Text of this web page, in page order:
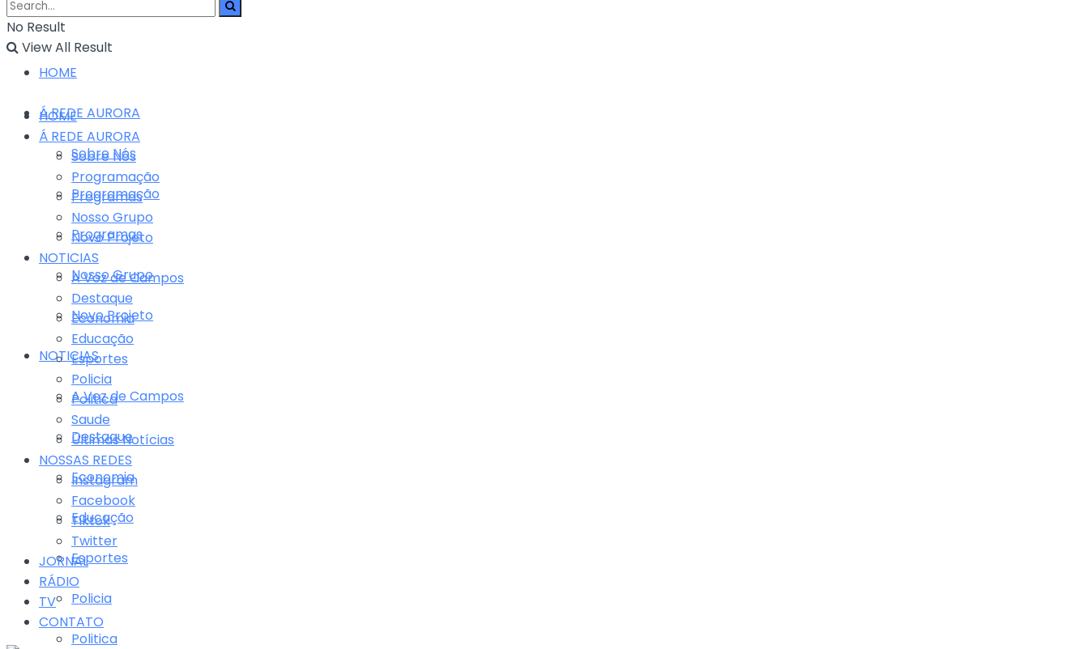
No Result
View All Result
HOME
Á REDE AURORA
Sobre Nós
Programação
Programas
Nosso Grupo
Novo Projeto
NOTICIAS
A Voz de Campos
Destaque
Economia
Educação
Esportes
Policia
Politica
HOME
Á REDE AURORA
Sobre Nós
Programação
Programas
Nosso Grupo
Novo Projeto
NOTICIAS
A Voz de Campos
Destaque
Economia
Educação
Esportes
Policia
Politica
Saude
Últimas Notícias
NOSSAS REDES
Instagram
Facebook
Tiktok
Twitter
JORNAL
RÁDIO
TV
CONTATO